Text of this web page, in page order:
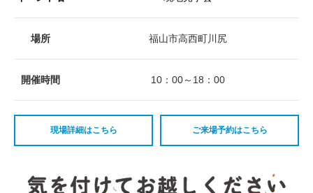
場所 福山市高西町川尻
開催時間 10：00～18：00
現場詳細はこちら ご来場予約はこちら